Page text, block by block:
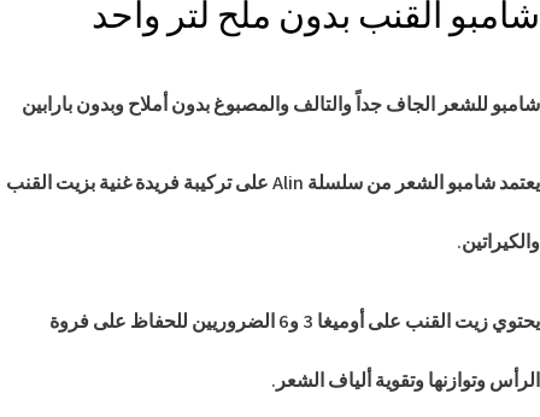
شامبو القنب بدون ملح لتر واحد
شامبو للشعر الجاف جداً والتالف والمصبوغ بدون أملاح وبدون بارابين
يعتمد شامبو الشعر من سلسلة Alin على تركيبة فريدة غنية بزيت القنب
والكيراتين.
يحتوي زيت القنب على أوميغا 3 و6 الضروريين للحفاظ على فروة
الرأس وتوازنها وتقوية ألياف الشعر.